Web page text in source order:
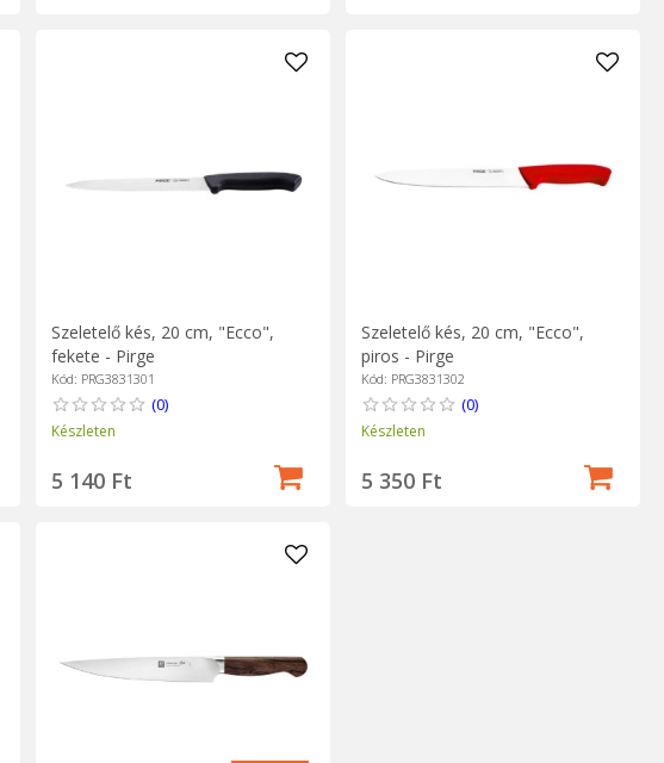
Szeletelő kés, 20 cm, "Ecco",
fekete - Pirge
Kód: PRG3831301
(0)
Készleten
5 140 Ft
Szeletelő kés, 20 cm, "Ecco",
piros - Pirge
Kód: PRG3831302
(0)
Készleten
5 350 Ft